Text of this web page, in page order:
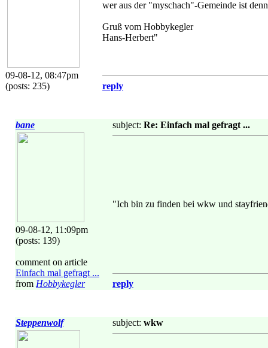
09-08-12, 08:47pm
(posts: 235)
wer aus der "myschach"-Gemeinde ist
Gruß vom Hobbykegler
Hans-Herbert"
reply
bane
09-08-12, 11:09pm
(posts: 139)
comment on article
Einfach mal gefragt ...
from Hobbykegler
subject: Re: Einfach mal gefragt ...
"Ich bin zu finden bei wkw und
reply
Steppenwolf subject: wkw